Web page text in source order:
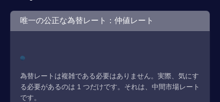
唯一の公正な為替レート：仲値レート
為替レートは複雑である必要はありません。実際、気にす
る必要があるのは 1 つだけです。それは、中間市場レート
です。